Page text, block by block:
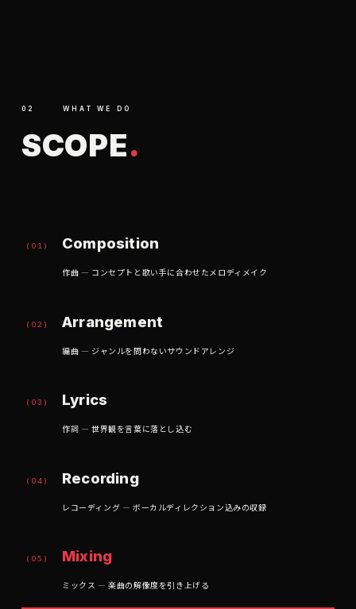
02 WHAT WE DO
SCOPE.
(01) Composition
作曲 — コンセプトと歌い手に合わせたメロディメイク
(02) Arrangement
編曲 — ジャンルを問わないサウンドアレンジ
(03) Lyrics
作詞 — 世界観を言葉に落とし込む
(04) Recording
レコーディング — ボーカルディレクション込みの収録
(05) Mixing
ミックス — 楽曲の解像度を引き上げる